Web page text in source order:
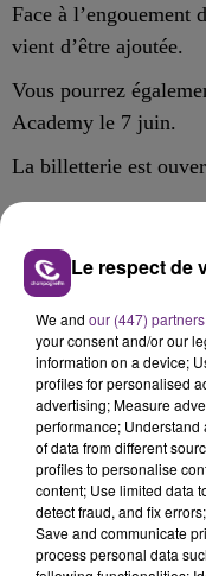
Face à l’engouement
vient d’être ajoutée.
Vous pourrez
Academy le 7 juin.
La billetterie est
FIL D'ACTU
7 août 2026
Le respect de
We and our (447) partners
your consent and/or our
information on a device;
profiles for personalised
advertising; Measure
performance;
of data from different
profiles to personalise
content; Use limited data
detect fraud, and fix
Save and communicate
process personal data